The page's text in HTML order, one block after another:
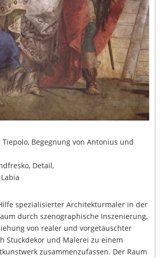
Begegnung von Antonius und
Detail,
spezialisierter Architekturmaler in der
durch szenographische Inszenierung,
von realer und vorgetäuschter
Stuckdekor und Malerei zu einem
zusammenzufassen. Der Raum